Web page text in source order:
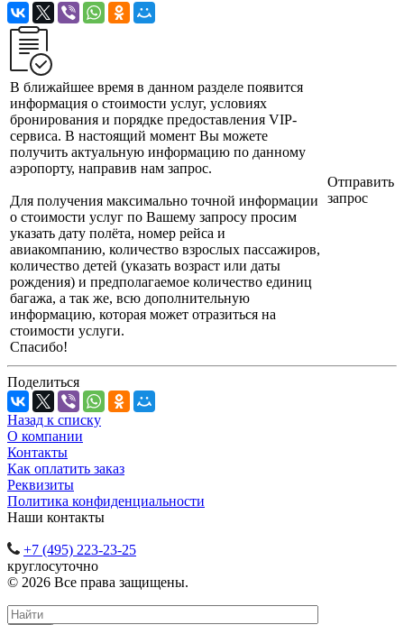
В ближайшее время в данном разделе появится
информация о стоимости услуг, условиях
бронирования и порядке предоставления VIP-
сервиса. В настоящий момент Вы можете
получить актуальную информацию по данному
аэропорту, направив нам запрос.
Для получения максимально точной информации
о стоимости услуг по Вашему запросу просим
указать дату полёта, номер рейса и
авиакомпанию, количество взрослых пассажиров,
количество детей (указать возраст или даты
рождения) и предполагаемое количество единиц
багажа, а так же, всю дополнительную
информацию, которая может отразиться на
стоимости услуги.
Спасибо!
Отправить
запрос
Поделиться
Назад к списку
О компании
Контакты
Как оплатить заказ
Реквизиты
Политика конфиденциальности
Наши контакты
+7 (495) 223-23-25
круглосуточно
© 2026 Все права защищены.